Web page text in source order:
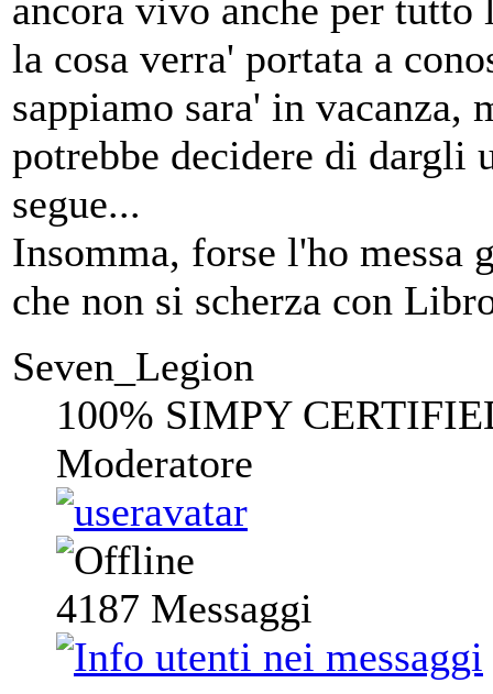
ancora vivo anche per tutto
la cosa verra' portata a
sappiamo sara' in vacanza,
potrebbe decidere di dargli
segue...
Insomma, forse l'ho messa
che non si scherza con
Seven_Legion
100% SIMPY
Moderatore
4187 Messaggi